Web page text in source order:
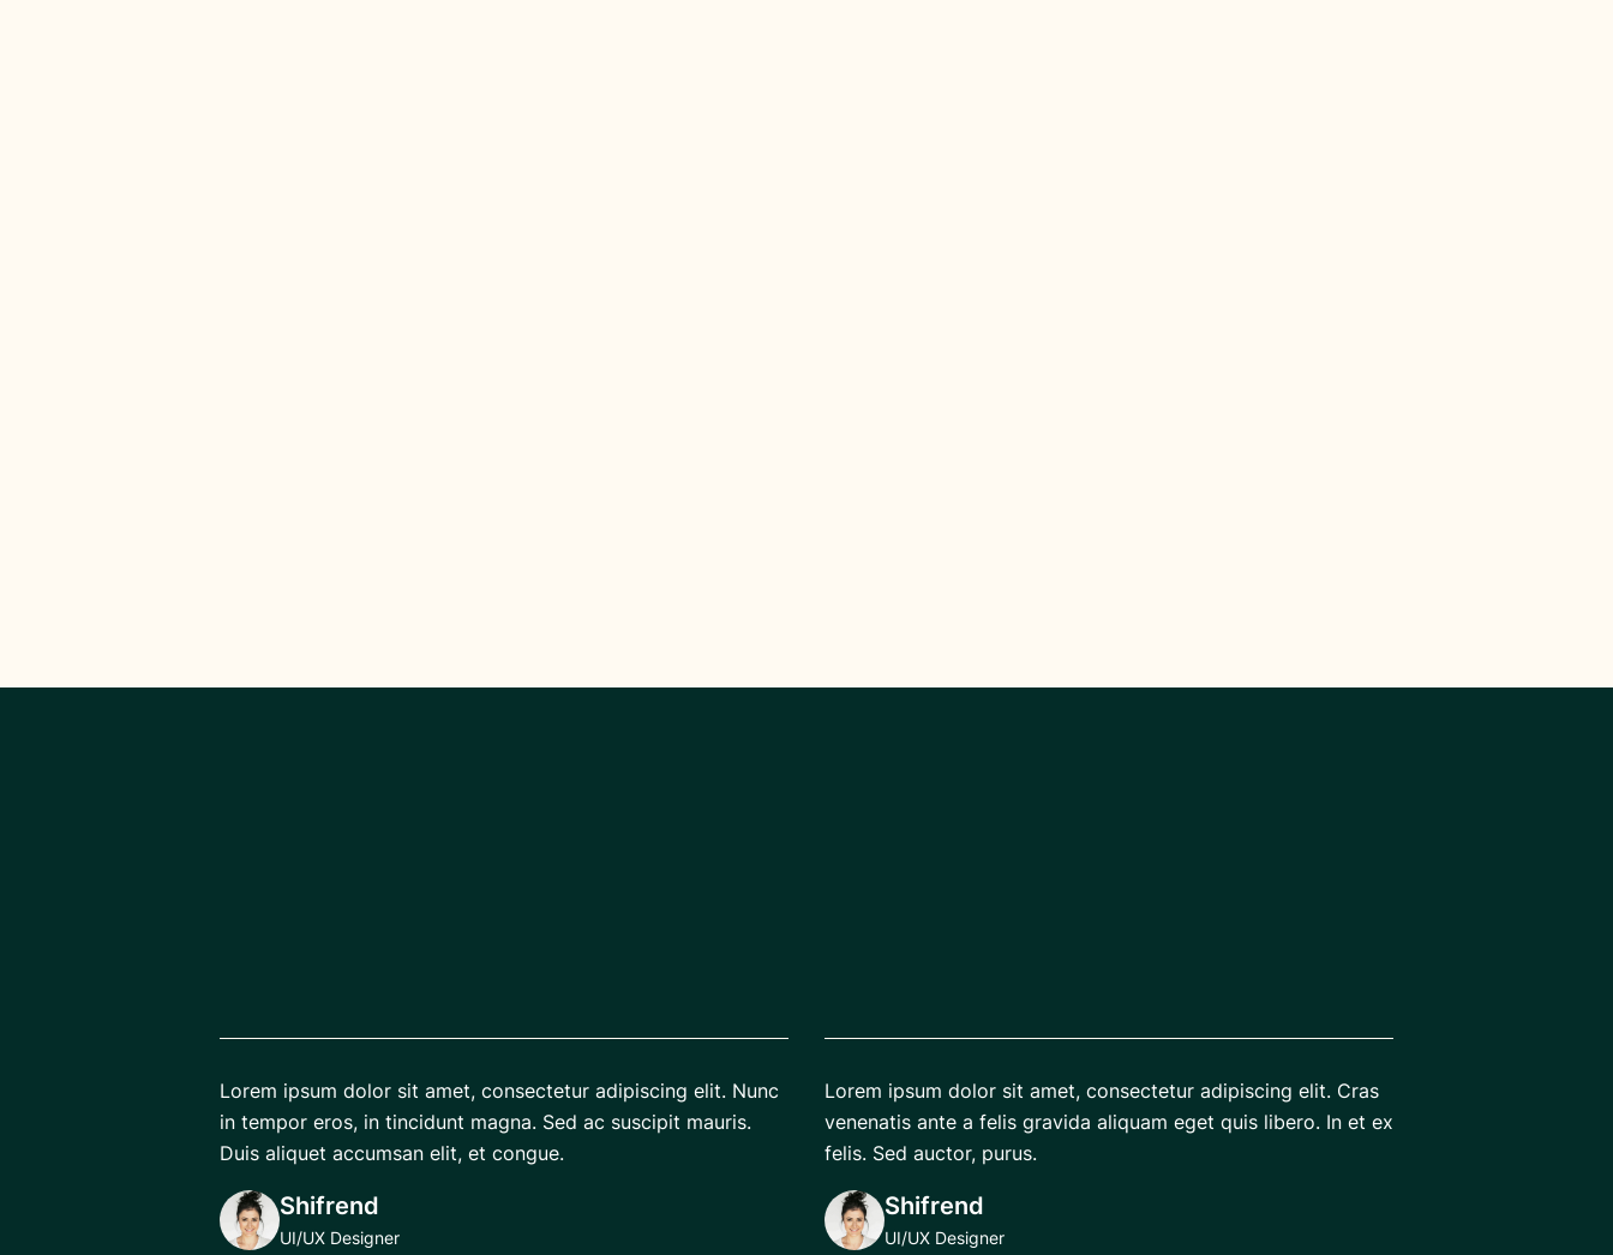
Lorem ipsum dolor sit amet, consectetur adipiscing elit. Nunc
in tempor eros, in tincidunt magna. Sed ac suscipit mauris.
Duis aliquet accumsan elit, et congue.
Shifrend
UI/UX Designer
Lorem ipsum dolor sit amet, consectetur adipiscing elit. Cras
venenatis ante a felis gravida aliquam eget quis libero. In et ex
felis. Sed auctor, purus.
Shifrend
UI/UX Designer